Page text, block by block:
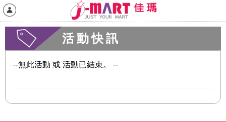
活動快訊
--無此活動 或 活動已結束。 --